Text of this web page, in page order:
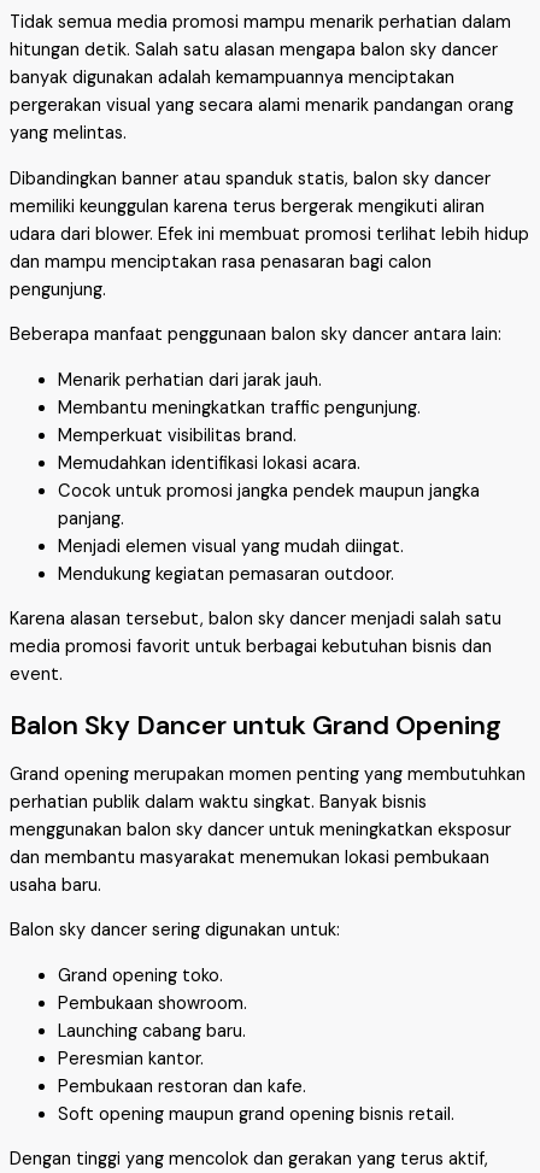
Tidak semua media promosi mampu menarik perhatian dalam
hitungan detik. Salah satu alasan mengapa balon sky dancer
banyak digunakan adalah kemampuannya menciptakan
pergerakan visual yang secara alami menarik pandangan orang
yang melintas.
Dibandingkan banner atau spanduk statis, balon sky dancer
memiliki keunggulan karena terus bergerak mengikuti aliran
udara dari blower. Efek ini membuat promosi terlihat lebih hidup
dan mampu menciptakan rasa penasaran bagi calon
pengunjung.
Beberapa manfaat penggunaan balon sky dancer antara lain:
Menarik perhatian dari jarak jauh.
Membantu meningkatkan traffic pengunjung.
Memperkuat visibilitas brand.
Memudahkan identifikasi lokasi acara.
Cocok untuk promosi jangka pendek maupun jangka
panjang.
Menjadi elemen visual yang mudah diingat.
Mendukung kegiatan pemasaran outdoor.
Karena alasan tersebut, balon sky dancer menjadi salah satu
media promosi favorit untuk berbagai kebutuhan bisnis dan
event.
Balon Sky Dancer untuk Grand Opening
Grand opening merupakan momen penting yang membutuhkan
perhatian publik dalam waktu singkat. Banyak bisnis
menggunakan balon sky dancer untuk meningkatkan eksposur
dan membantu masyarakat menemukan lokasi pembukaan
usaha baru.
Balon sky dancer sering digunakan untuk:
Grand opening toko.
Pembukaan showroom.
Launching cabang baru.
Peresmian kantor.
Pembukaan restoran dan kafe.
Soft opening maupun grand opening bisnis retail.
Dengan tinggi yang mencolok dan gerakan yang terus aktif,